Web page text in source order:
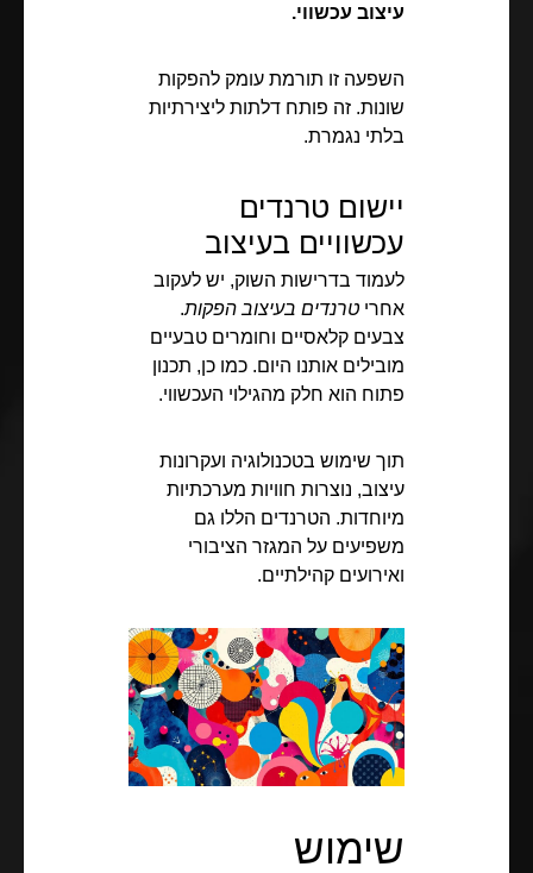
עיצוב עכשווי.
השפעה זו תורמת עומק להפקות
שונות. זה פותח דלתות ליצירתיות
בלתי נגמרת.
יישום טרנדים
עכשוויים בעיצוב
לעמוד בדרישות השוק, יש לעקוב
אחרי טרנדים בעיצוב הפקות.
צבעים קלאסיים וחומרים טבעיים
מובילים אותנו היום. כמו כן, תכנון
פתוח הוא חלק מהגילוי העכשווי.
תוך שימוש בטכנולוגיה ועקרונות
עיצוב, נוצרות חוויות מערכתיות
מיוחדות. הטרנדים הללו גם
משפיעים על המגזר הציבורי
ואירועים קהילתיים.
שימוש